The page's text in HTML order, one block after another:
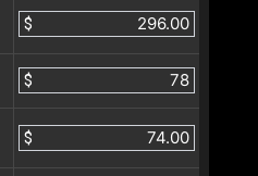
$
$
$